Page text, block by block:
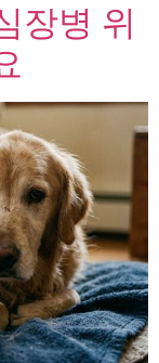
장병 위